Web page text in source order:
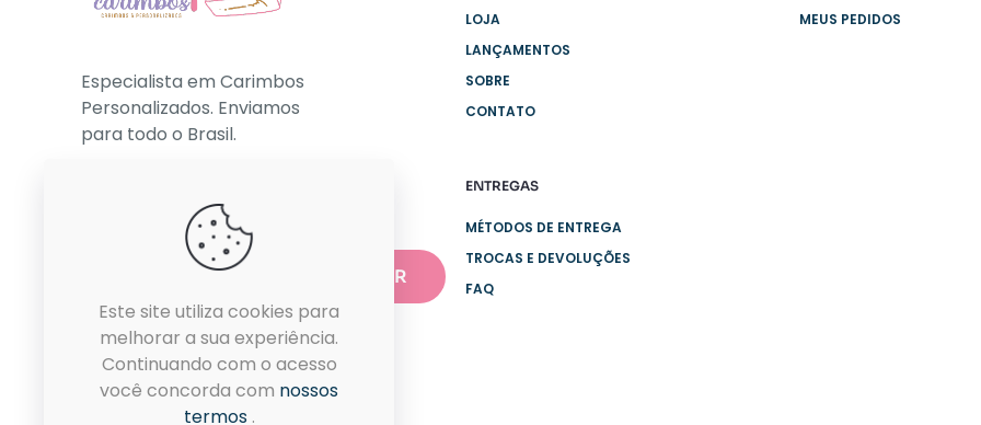
Especialista em Carimbos
Personalizados. Enviamos
para todo o Brasil.
LOJA
LANÇAMENTOS
SOBRE
CONTATO
ENTREGAS
MÉTODOS DE ENTREGA
TROCAS E DEVOLUÇÕES
FAQ
MEUS PEDIDOS
Este site utiliza cookies para
melhorar a sua experiência.
Continuando com o acesso
você concorda com nossos
termos .